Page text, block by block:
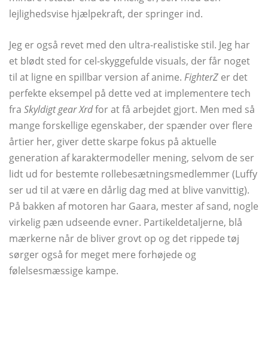
lejlighedsvise hjælpekraft, der springer ind.
Jeg er også revet med den ultra-realistiske stil. Jeg har
et blødt sted for cel-skyggefulde visuals, der får noget
til at ligne en spillbar version af anime. FighterZ er det
perfekte eksempel på dette ved at implementere tech
fra Skyldigt gear Xrdfor at få arbejdet gjort. Men med så
mange forskellige egenskaber, der spænder over flere
årtier her, giver dette skarpe fokus på aktuelle
generation af karaktermodeller mening, selvom de ser
lidt ud for bestemte rollebesætningsmedlemmer (Luffy
ser ud til at være en dårlig dag med at blive vanvittig).
På bakken af ​​motoren har Gaara, mester af sand, nogle
virkelig pæn udseende evner. Partikeldetaljerne, blå
mærkerne når de bliver grovt op og det rippede tøj
sørger også for meget mere forhøjede og
følelsesmæssige kampe.